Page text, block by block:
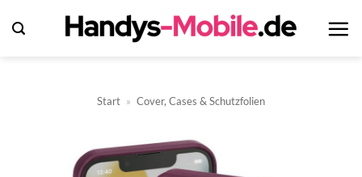
Inhalt
Start » Cover, Cases & Schutzfolien